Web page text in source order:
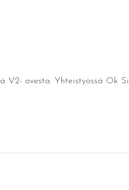
ovesta. Yhteistyössä Ok